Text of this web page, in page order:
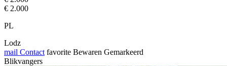
€ 2.000
PL
Lodz
mail Contact favorite Bewaren Gemarkeerd
Blikvangers